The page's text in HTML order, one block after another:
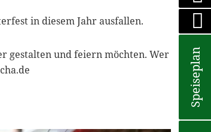
in diesem Jahr ausfallen.
gestalten und feiern möchten. Wer
Speiseplan